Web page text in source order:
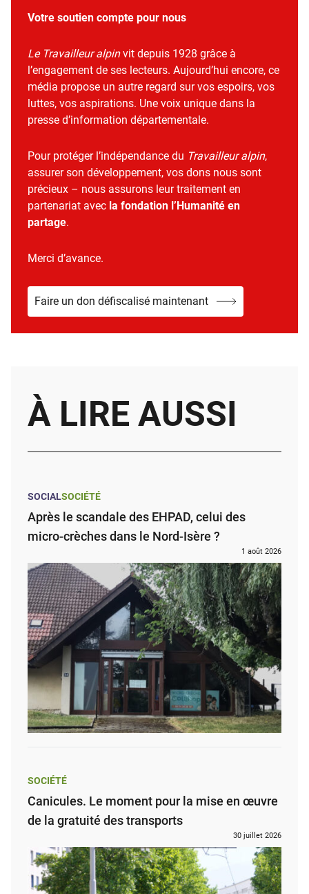
Votre soutien compte pour nous
Le Travailleur alpinvit depuis 1928 grâce à
l’engagement de ses lecteurs. Aujourd’hui encore, ce
média propose un autre regard sur vos espoirs, vos
luttes, vos aspirations. Une voix unique dans la
presse d’information départementale.
Pour protéger l’indépendance du Travailleur alpin,
assurer son développement, vos dons nous sont
précieux – nous assurons leur traitement en
partenariat avec la fondation l’Humanité en
partage.
Merci d’avance.
Faire un don défiscalisé maintenant
À LIRE AUSSI
SOCIALSOCIÉTÉ
Après le scandale des EHPAD, celui des
micro-crèches dans le Nord-Isère ?
1 août 2026
SOCIÉTÉ
Canicules. Le moment pour la mise en œuvre
de la gratuité des transports
30 juillet 2026